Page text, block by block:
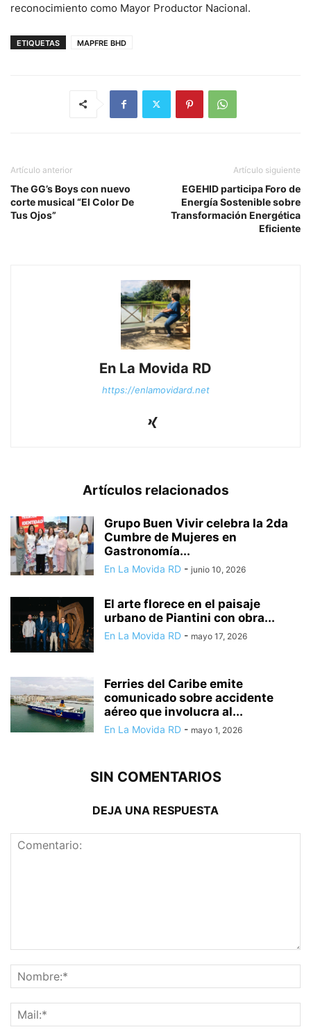
reconocimiento como Mayor Productor Nacional.
ETIQUETAS MAPFRE BHD
Artículo anterior
The GG’s Boys con nuevo
corte musical “El Color De
Tus Ojos”
Artículo siguiente
EGEHID participa Foro de
Energía Sostenible sobre
Transformación Energética
Eficiente
En La Movida RD
https://enlamovidard.net
Artículos relacionados
Grupo Buen Vivir celebra la 2da
Cumbre de Mujeres en
Gastronomía...
En La Movida RD - junio 10, 2026
El arte florece en el paisaje
urbano de Piantini con obra...
En La Movida RD - mayo 17, 2026
Ferries del Caribe emite
comunicado sobre accidente
aéreo que involucra al...
En La Movida RD - mayo 1, 2026
SIN COMENTARIOS
DEJA UNA RESPUESTA